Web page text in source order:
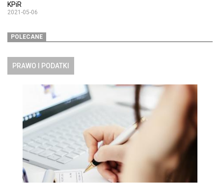
KPiR
2021-05-06
POLECANE
PRAWO I PODATKI